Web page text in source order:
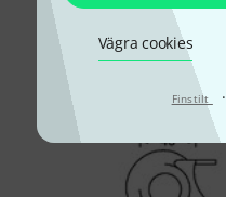
Vägra cookies
Finstilt ·